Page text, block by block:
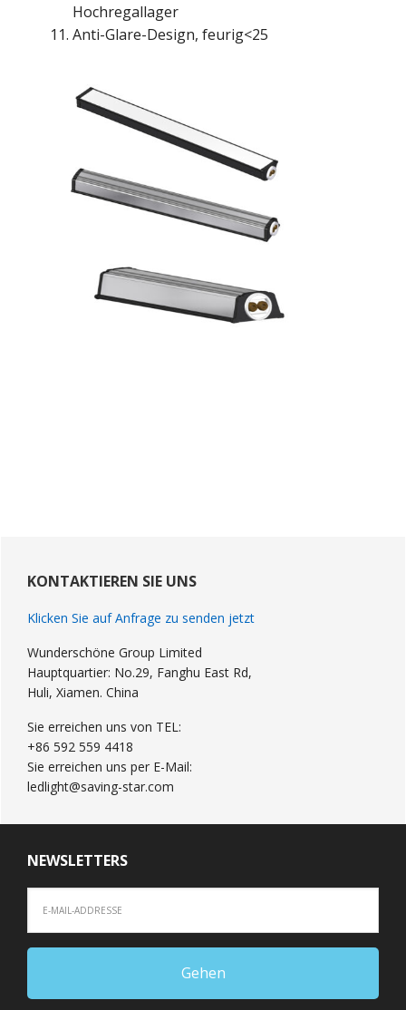
Hochregallager
Anti-Glare-Design, feurig<25
Sidebar
KONTAKTIEREN SIE UNS
Klicken Sie auf Anfrage zu senden jetzt
Wunderschöne Group Limited
Hauptquartier: No.29, Fanghu East Rd,
Huli, Xiamen. China
Sie erreichen uns von TEL:
+86 592 559 4418
Sie erreichen uns per E-Mail:
ledlight@saving-star.com
NEWSLETTERS